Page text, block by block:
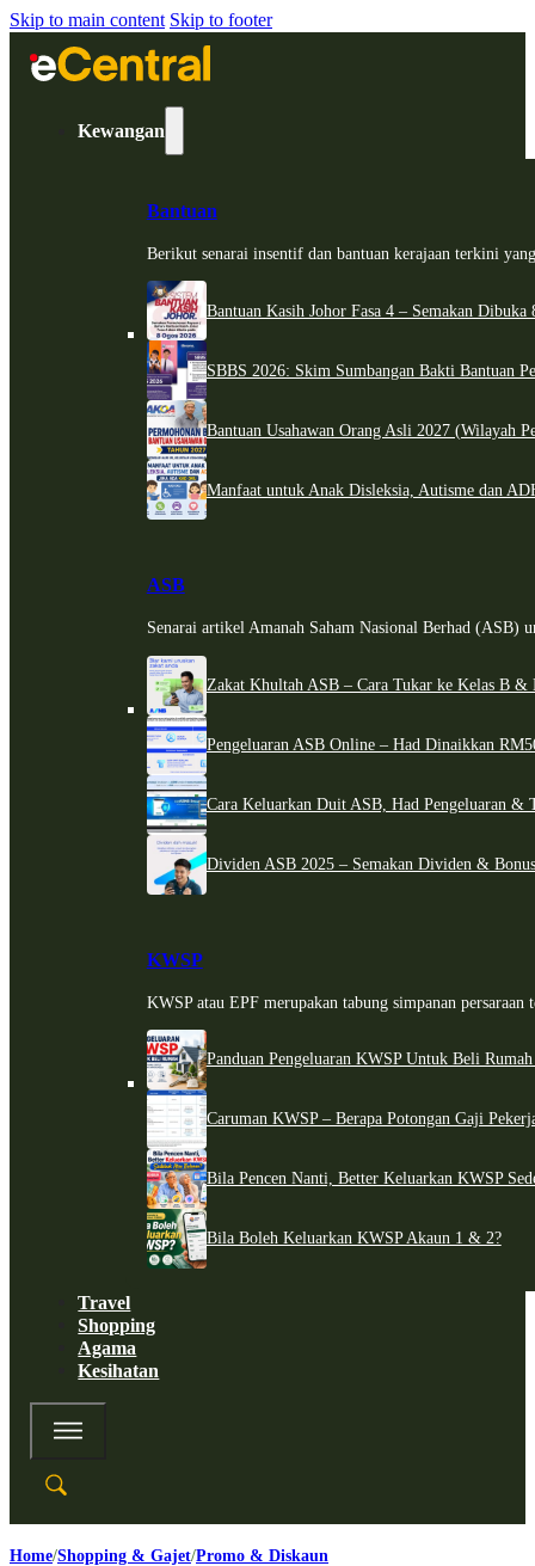
Skip to main content Skip to footer
Kewangan
Bantuan
Berikut senarai insentif dan bantuan kerajaan terkini
Bantuan Kasih Johor Fasa 4 – Semakan
SBBS 2026: Skim Sumbangan Bakti Bantuan
Bantuan Usahawan Orang Asli 2027 (Wilayah
Manfaat untuk Anak Disleksia, Autisme dan
ASB
Senarai artikel Amanah Saham Nasional Berhad (ASB)
Zakat Khultah ASB – Cara Tukar ke Kelas B &
Pengeluaran ASB Online – Had Dinaikkan
Cara Keluarkan Duit ASB, Had Pengeluaran &
Dividen ASB 2025 – Semakan Dividen &
KWSP
KWSP atau EPF merupakan tabung simpanan persaraan
Panduan Pengeluaran KWSP Untuk Beli
Caruman KWSP – Berapa Potongan Gaji
Bila Pencen Nanti, Better Keluarkan KWSP
Bila Boleh Keluarkan KWSP Akaun 1 & 2?
Travel
Shopping
Agama
Kesihatan
Home Shopping & Gajet Promo & Diskaun